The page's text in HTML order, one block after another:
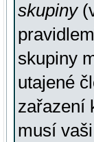
skupiny
skupiny
utajené
zařazení
musí